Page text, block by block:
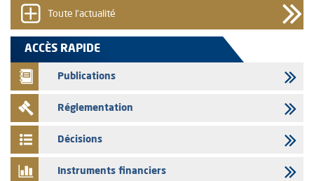
05/08/2026
L’AMMC met sur son site internet les publications réalisées par les
émetteurs en date du 5 août 2026
04/08/2026
L’AMMC met sur son site internet les publications réalisées par les
émetteurs en date du 4 août 2026
Saham Bank – Mise à jour annuelle du dossier d’information relatif au
Toute l'actualité
ACCÈS RAPIDE
Publications
Réglementation
Décisions
Instruments financiers